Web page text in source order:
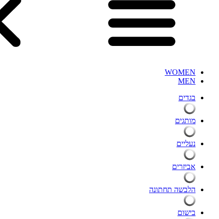
WOMEN
MEN
בגדים
מותגים
נעליים
אביזרים
הלבשה תחתונה
בישום